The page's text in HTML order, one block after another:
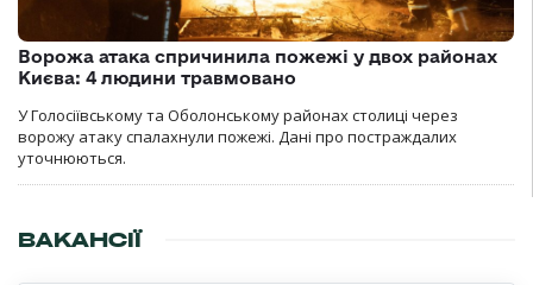
Ворожа атака спричинила пожежі у двох районах
Києва: 4 людини травмовано
У Голосіївському та Оболонському районах столиці через
ворожу атаку спалахнули пожежі. Дані про постраждалих
уточнюються.
ВАКАНСІЇ